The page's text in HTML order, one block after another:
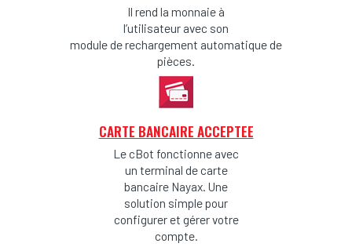
Il rend la monnaie à
l’utilisateur avec son
module de rechargement automatique de
pièces.
CARTE BANCAIRE ACCEPTEE
Le cBot fonctionne avec
un terminal de carte
bancaire Nayax. Une
solution simple pour
configurer et gérer votre
compte.